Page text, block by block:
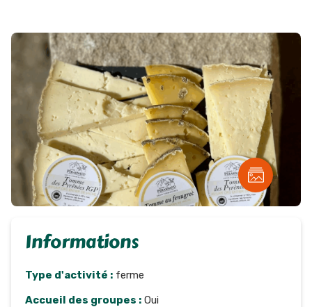
Informations
Type d'activité : ferme
Accueil des groupes : Oui